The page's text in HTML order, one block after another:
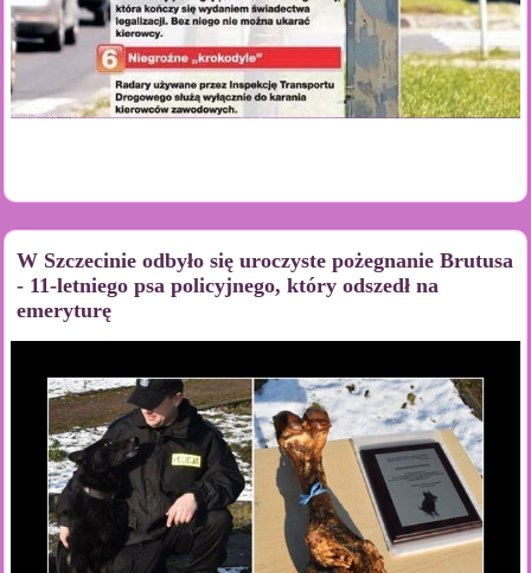
W Szczecinie odbyło się uroczyste pożegnanie Brutusa
- 11-letniego psa policyjnego, który odszedł na
emeryturę